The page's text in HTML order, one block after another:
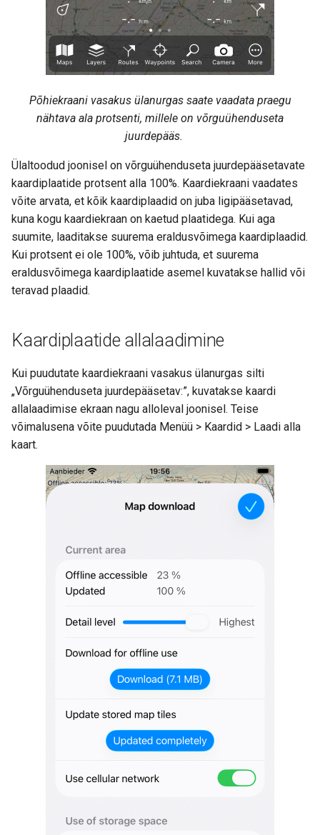
Põhiekraani vasakus ülanurgas saate vaadata praegu
nähtava ala protsenti, millele on võrguühenduseta
juurdepääs.
Ülaltoodud joonisel on võrguühenduseta juurdepääsetavate
kaardiplaatide protsent alla 100%. Kaardiekraani vaadates
võite arvata, et kõik kaardiplaadid on juba ligipääsetavad,
kuna kogu kaardiekraan on kaetud plaatidega. Kui aga
suumite, laaditakse suurema eraldusvõimega kaardiplaadid.
Kui protsent ei ole 100%, võib juhtuda, et suurema
eraldusvõimega kaardiplaatide asemel kuvatakse hallid või
teravad plaadid.
Kaardiplaatide allalaadimine
Kui puudutate kaardiekraani vasakus ülanurgas silti
„Võrguühenduseta juurdepääsetav:”, kuvatakse kaardi
allalaadimise ekraan nagu alloleval joonisel. Teise
võimalusena võite puudutada Menüü > Kaardid > Laadi alla
kaart.